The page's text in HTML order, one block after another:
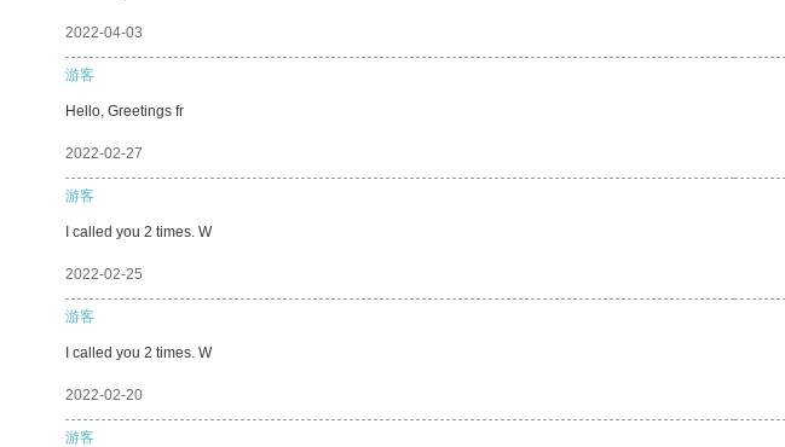
2022-04-03
游客
Hello, Greetings fr
2022-02-27
游客
I called you 2 times. W
2022-02-25
游客
I called you 2 times. W
2022-02-20
游客